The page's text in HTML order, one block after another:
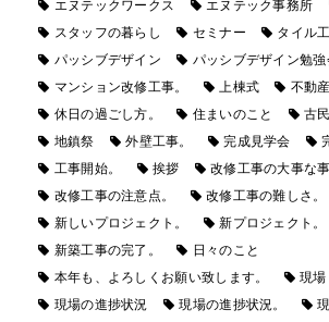
エヌテックワークス エヌテック事務所
スタッフの暮らし
セミナー
タイル工
パッシブデザイン
パッシブデザイン勉強
マンション改修工事。
上棟式 不動
休日の過ごし方。
住まいのこと 古
地鎮祭
外壁工事。 完成見学会
工事開始。
挨拶
改修工事の大事な事
改修工事の注意点。
改修工事の難しさ。
新しいプロジェクト。
新プロジェクト。
新築工事の完了。
日々のこと
本年も、よろしくお願い致します。
現場
現場の進捗状況
現場の進捗状況。